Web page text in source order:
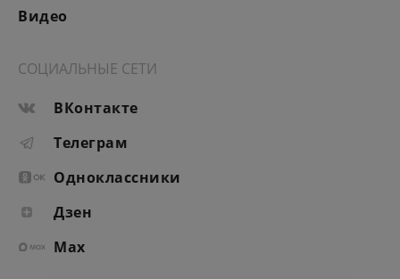
Видео
СОЦИАЛЬНЫЕ СЕТИ
ВКонтакте
Телеграм
Одноклассники
Дзен
Max